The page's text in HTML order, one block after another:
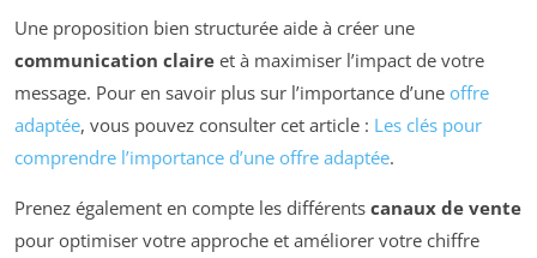
Une proposition bien structurée aide à créer une
communication claire et à maximiser l’impact de votre
message. Pour en savoir plus sur l’importance d’une offre
adaptée, vous pouvez consulter cet article : Les clés pour
comprendre l’importance d’une offre adaptée.
Prenez également en compte les différents canaux de vente
pour optimiser votre approche et améliorer votre chiffre